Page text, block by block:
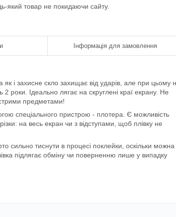
який товар не покидаючи сайту.
Інформація для замовлення
як і захисне скло захищає від ударів, але при цьому
роки. Ідеально лягає на скруглені краї екрану. Не
предметами!
спеціального пристрою - плотера. Є можливість
на весь екран чи з відступами, щоб плівку не
сильно тиснути в процесі поклейки, оскільки можна
підлягає обміну чи поверненню лише у випадку